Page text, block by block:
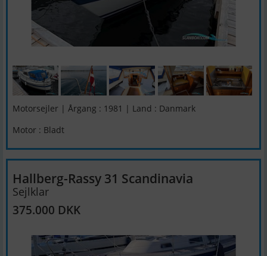
Motorsejler | Årgang : 1981 | Land : Danmark
Motor : Bladt
Hallberg-Rassy 31 Scandinavia
Sejlklar
375.000 DKK